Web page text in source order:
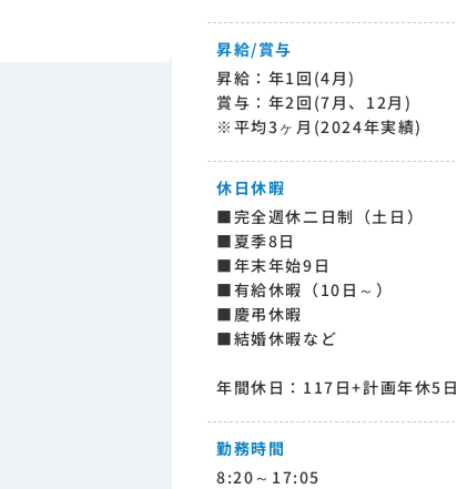
昇給/賞与
昇給：年1回(4月)
賞与：年2回(7月、12月)
※平均3ヶ月(2024年実績)
休日休暇
■完全週休二日制（土日）
■夏季8日
■年末年始9日
■有給休暇（10日～）
■慶弔休暇
■結婚休暇など
年間休日：117日+計画年休5日
勤務時間
8:20～17:05